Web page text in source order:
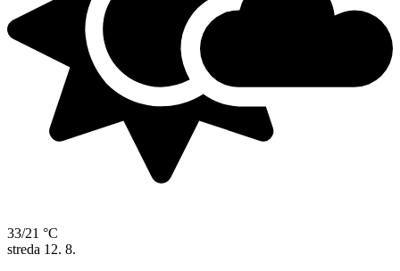
33/21 °C
streda 12. 8.